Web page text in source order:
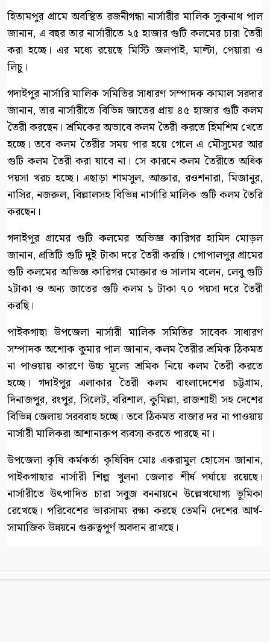
হিতামপুর গ্রামে অবস্থিত রজনীগন্ধা নার্সারীর মালিক সুকনাথ পাল
জানান, এ বছর তার নার্সারীতে ২৫ হাজার গুটি কলমের চারা তৈরী
করা হচ্ছে। এর মধ্যে রয়েছে মিস্টি জলপাই, মাল্টা, পেয়ারা ও
লিচু।
গদাইপুর নার্সারি মালিক সমিতির সাধারণ সম্পাদক কামাল সরদার
জানান, তার নার্সারীতে বিভিন্ন জাতের প্রায় ৪৫ হাজার গুটি কলম
তৈরী করছেন। শ্রমিকের অভাবে কলম তৈরী করতে হিমশিম খেতে
হচ্ছে। তবে কলম তৈরীর সময় পার হয়ে গেলে এ মৌসুমের আর
গুটি কলম তৈরী করা যাবে না। সে কারনে কলম তৈরীতে অধিক
পয়সা খরচ হচ্ছে। এছাড়া শামসুল, আক্তার, রওশনারা, মিজানুর,
নাসির, নজরুল, বিল্লালসহ বিভিন্ন নার্সারি মালিক গুটি কলম তৈরি
করছেন।
গদাইপুর গ্রামের গুটি কলমের অভিজ্ঞ কারিগর হামিদ মোড়ল
জানান, প্রতিটি গুটি দুই টাকা দরে তৈরী করছি। গোপালপুর গ্রামের
গুটি কলমের অভিজ্ঞ কারিগর মোক্তার ও সালাম বলেন, লেবু গুটি
২টাকা ও অন্য জাতের গুটি কলম ১ টাকা ৭০ পয়সা দরে তৈরী
করছি।
পাইকগাছা উপজেলা নার্সারী মালিক সমিতির সাবেক সাধারণ
সম্পাদক অশোক কুমার পাল জানান, কলম তৈরীর শ্রমিক ঠিকমত
না পাওয়ায় কারণে উচ্চ মূল্যে শ্রমিক নিয়ে কলম তৈরী করতে
হচ্ছে। গদাইপুর এলাকার তৈরী কলম বাংলাদেশের চট্টগ্রাম,
দিনাজপুর, রংপুর, সিলেট, বরিশাল, কুমিল্লা, রাজশাহী সহ দেশের
বিভিন্ন জেলায় সরবরাহ হচ্ছে। তবে ঠিকমত বাজার দর না পাওয়ায়
নার্সারী মালিকরা আশানারুপ ব্যবসা করতে পারছে না।
উপজেলা কৃষি কর্মকর্তা কৃষিবিদ মোঃ একরামুল হোসেন জানান,
পাইকগাছার নার্সারী শিল্প খুলনা জেলার শীর্ষ পর্যায়ে রয়েছে।
নার্সারীতে উৎপাদিত চারা সবুজ বননায়নে উল্লেখযোগ্য ভূমিকা
রেখেছে। পরিবেশের ভারসাম্য রক্ষা করছে তেমনি দেশের আর্থ-
সামাজিক উন্নয়নে গুরুত্বপূর্ণ অবদান রাখছে।